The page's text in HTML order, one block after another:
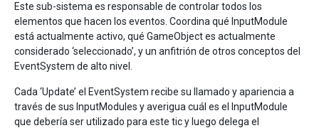
Este sub-sistema es responsable de controlar todos los
elementos que hacen los eventos. Coordina qué InputModule
está actualmente activo, qué GameObject es actualmente
considerado ‘seleccionado’, y un anfitrión de otros conceptos del
EventSystem de alto nivel.
Cada ‘Update’ el EventSystem recibe su llamado y apariencia a
través de sus InputModules y averigua cuál es el InputModule
que debería ser utilizado para este tic y luego delega el